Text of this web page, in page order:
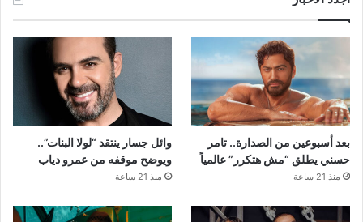
بعد أسبوعين من الصدارة.. تامر
حسني يطلق “مش هتكرر” عالمياً
منذ 21 ساعة
وائل جسار ينتقد “لولا البنات”..
ويوضح موقفه من عمرو دياب
منذ 21 ساعة